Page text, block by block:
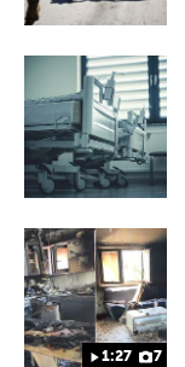
1:27 7